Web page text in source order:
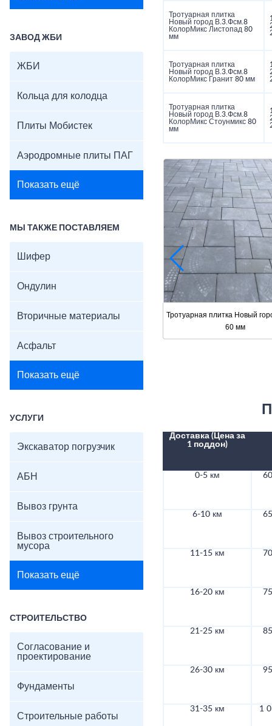
ЗАВОД ЖБИ
ЖБИ
Кольца для колодца
Плиты Мобистек
Аэродромные плиты ПАГ
Показать ещё
МЫ ТАКЖЕ ПОСТАВЛЯЕМ
Шифер
Ондулин
Вторичные материалы
Асфальт
Показать ещё
УСЛУГИ
Экскаватор погрузчик
АБН
Вывоз грунта
Вывоз строительного
мусора
Показать ещё
СТРОИТЕЛЬСТВО
Согласование и
проектирование
Фундаменты
Строительные работы
Тротуарная плитка
Новый город В.3.Фсм.8
КолорМикс Листопад 80
мм
Тротуарная плитка
Новый город В.3.Фсм.8
КолорМикс Гранит 80 мм
Тротуарная плитка
Новый город В.3.Фсм.8
КолорМикс Стоунмикс 80
мм
Тротуарная плитка Новый
60 мм
Доставка (Цена за
1 поддон)
0-5 км
6-10 км
11-15 км
16-20 км
21-25 км
26-30 км
31-35 км 1